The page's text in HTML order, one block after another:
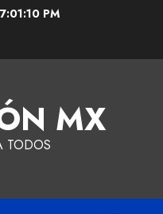
7:01:11 PM
MX
TODOS